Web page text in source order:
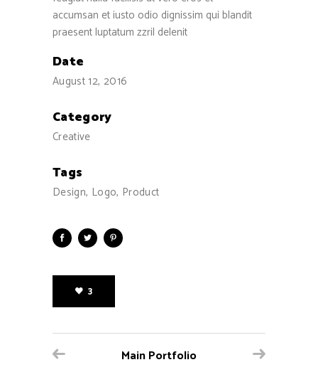
accumsan et iusto odio dignissim qui blandit
praesent luptatum zzril delenit
Date
August 12, 2016
Category
Creative
Tags
Design, Logo, Product
3
Main Portfolio